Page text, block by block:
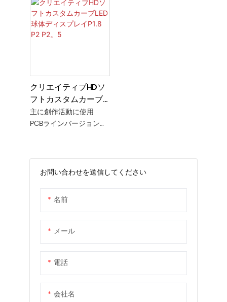
お問い合わせを送信してください
名前
メール
電話
会社名
売表示画面
クリエイティブHDソ
フトカスタムカーブ
LED球体ディスプレイ
P1.8 P2 P2。5
主に創作活動に使用
PCBラインバージョン